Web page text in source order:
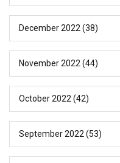
December 2022(38)
November 2022(44)
October 2022(42)
September 2022(53)